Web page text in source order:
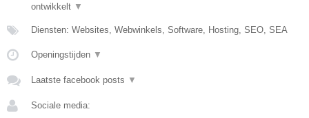
ontwikkelt ▼
Diensten: Websites, Webwinkels, Software, Hosting, SEO, SEA
Openingstijden ▼
Laatste facebook posts ▼
Sociale media: